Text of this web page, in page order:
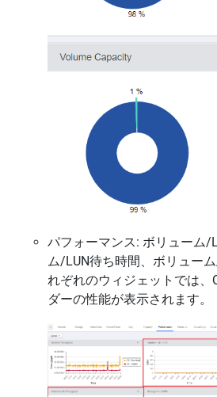
パフォーマンス: ボリューム/
ム/LUN待ち時間、ボリュー
れぞれのウィジェットでは、
ダーの性能が表示されます。